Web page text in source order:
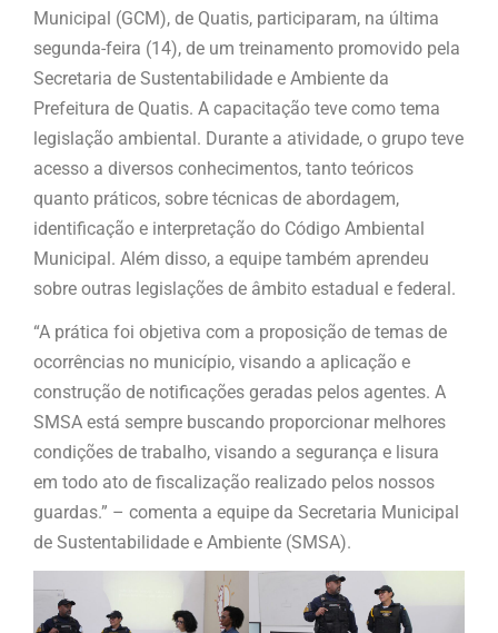
Municipal (GCM), de Quatis, participaram, na última
segunda-feira (14), de um treinamento promovido pela
Secretaria de Sustentabilidade e Ambiente da
Prefeitura de Quatis. A capacitação teve como tema
legislação ambiental. Durante a atividade, o grupo teve
acesso a diversos conhecimentos, tanto teóricos
quanto práticos, sobre técnicas de abordagem,
identificação e interpretação do Código Ambiental
Municipal. Além disso, a equipe também aprendeu
sobre outras legislações de âmbito estadual e federal.
“A prática foi objetiva com a proposição de temas de
ocorrências no município, visando a aplicação e
construção de notificações geradas pelos agentes. A
SMSA está sempre buscando proporcionar melhores
condições de trabalho, visando a segurança e lisura
em todo ato de fiscalização realizado pelos nossos
guardas.” – comenta a equipe da Secretaria Municipal
de Sustentabilidade e Ambiente (SMSA).